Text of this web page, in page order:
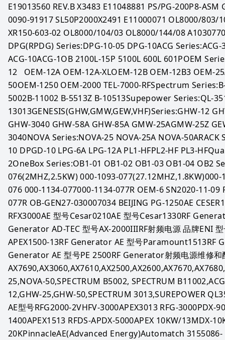
E19013560 REV.B X3483 E11048881 PS/PG-200P8-
0090-91917 SL50P2000X2491 E11000071 OL8000/
XR150-603-02 OL8000/104/03 OL8000/144/08
DPG(RPDG) Series:DPG-10-05 DPG-10ACG
ACG-10ACG-1OB 2100L-15P 5100L 600L 601POEM
12   OEM-12A OEM-12A-XLOEM-12B OEM-12B3 OEM-
50OEM-1250 OEM-2000 TEL-7000-RFSpectrum
5002B-11002 B-5513Z B-10513Supepower Series:QL-
13013GENESIS(GHW,GMW,GEW,VHF)Series:GHW-12
GHW-3040 GHW-58A GHW-85A GMW-25AGMW-25Z
3040NOVA Series:NOVA-25 NOVA-25A NOVA-50ARACK
10 DPGD-10 LPG-6A LPG-12A PL1-HFPL2-HF PL3-
2OneBox Series:OB1-01 OB1-02 OB1-03 OB1-04 OB2
076(2MHZ,2.5KW) 000-1093-077(27.12MHZ,1.8KW)000-
076 000-1134-077000-1134-077R OEM-6 SN2020-11-09
077R OB-GEN27-030007034 BEIJING PG-1250AE
RFX3000AE 型号Cesar0210AE 型号Cesar1330RF
Generator AD-TEC 型号AX-2000IIIRF射频电源 品牌ENI
APEX1500-13RF Generator AE 型号Paramount1513RF
Generator AE 型号PE 2500RF Generator射频电源维修和
25,NOVA-50,SPECTRUM B5002, SPECTRUM
12,GHW-25,GHW-50,SPECTRUM 3013,SUREPOWER
AE型号RFG2000-2VHFV-3000APEX3013 RFG-3000PDX-
1400APEX1513 RFDS-APDX-5000APEX 10KW/13MDX-
20KPinnacleAE(Advanced Energy)Automatch 3155086-